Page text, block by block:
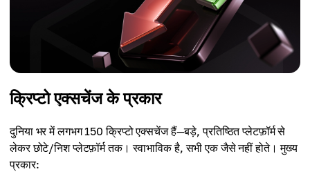
क्रिप्टो एक्सचेंज के प्रकार
दुनिया भर में लगभग 150 क्रिप्टो एक्सचेंज हैं—बड़े, प्रतिष्ठित प्लेटफ़ॉर्म से
लेकर छोटे/निश प्लेटफ़ॉर्म तक। स्वाभाविक है, सभी एक जैसे नहीं होते। मुख्य
प्रकार: